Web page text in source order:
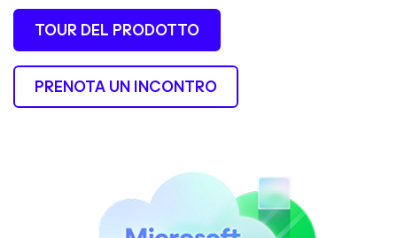
TOUR DEL PRODOTTO
PRENOTA UN INCONTRO